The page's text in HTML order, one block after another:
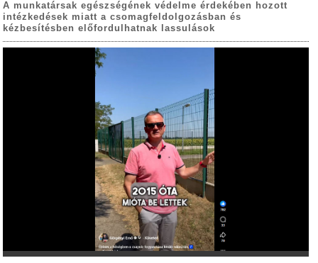
A munkatársak egészségének védelme érdekében hozott
intézkedések miatt a csomagfeldolgozásban és
kézbesítésben előfordulhatnak lassulások